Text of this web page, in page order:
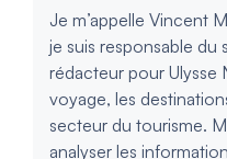
Je m’appelle Vincent
je suis responsable du
rédacteur pour Ulysse
voyage, les
secteur du tourisme.
analyser les